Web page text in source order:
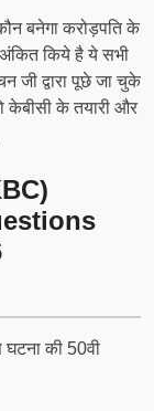
बनेगा करोड़पति के
अंकित किये है ये सभी
जी द्वारा पूछे जा चुके
केबीसी के तयारी और
की 50वी